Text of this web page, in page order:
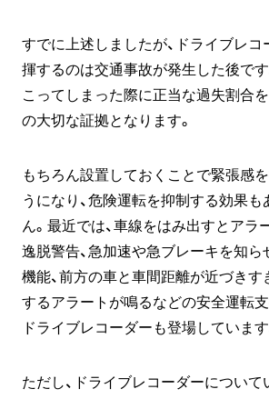
すでに上述しましたが、ドライブレコ
揮するのは交通事故が発生した後で
こってしまった際に正当な過失割合
の大切な証拠となります。
もちろん設置しておくことで緊張感
うになり、危険運転を抑制する効果
ん。最近では、車線をはみ出すとアラ
逸脱警告、急加速や急ブレーキを知ら
機能、前方の車と車間距離が近づき
するアラートが鳴るなどの安全運転
ドライブレコーダーも登場しています
ただし、ドライブレコーダーについて